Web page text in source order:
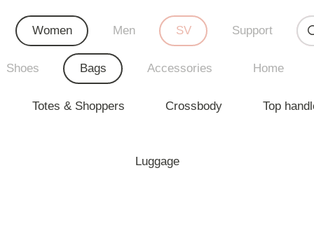
Luggage
Women Men SV Support
Shoes Bags Accessories Home
Totes & Shoppers Crossbody Top